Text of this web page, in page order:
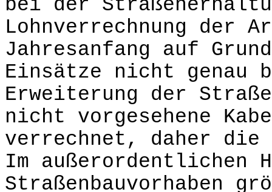
bei der
Lohnverrechnung der
Jahresanfang auf
Einsätze nicht genau
Erweiterung der
nicht vorgesehene
verrechnet, daher die
Im außerordentlichen
Straßenbauvorhaben